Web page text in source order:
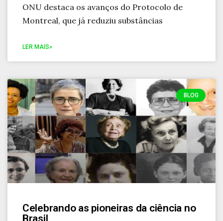
ONU destaca os avanços do Protocolo de
Montreal, que já reduziu substâncias
LER MAIS»
BLOG
Celebrando as pioneiras da ciência no
Brasil